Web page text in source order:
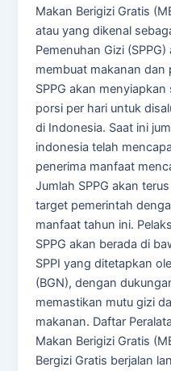
Makan Berigizi Gratis
atau yang dikenal
Pemenuhan Gizi
membuat makanan dan
SPPG akan
porsi per hari untuk
di Indonesia. Saat ini
indonesia telah
penerima manfaat
Jumlah SPPG akan
target pemerintah
manfaat tahun ini.
SPPG akan berada di
SPPI yang ditetapkan
(BGN), dengan
memastikan mutu gizi
makanan. Daftar
Makan Berigizi Gratis
Bergizi Gratis berjalan